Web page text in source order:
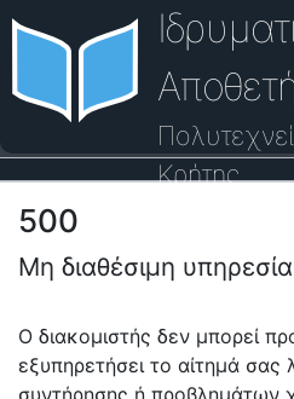
Κρήτης
Οδηγός Βοήθειας
500
Μη διαθέσιμη υπηρεσία
Ο διακομιστής δεν μπορεί
εξυπηρετήσει το αίτημά
συντήρησης ή προβλημάτων